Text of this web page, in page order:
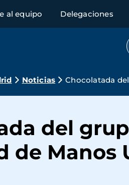
al equipo Delegaciones
Noticias Chocolatada
del
de Manos